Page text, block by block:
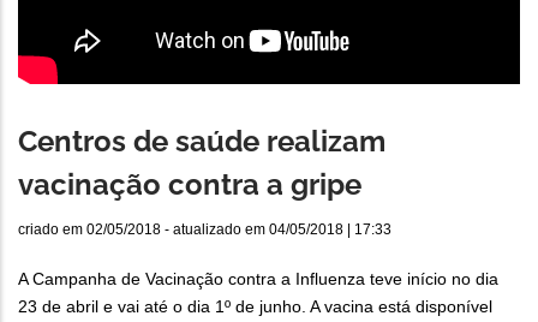
Centros de saúde realizam
vacinação contra a gripe
criado em 02/05/2018 - atualizado em 04/05/2018 | 17:33
A Campanha de Vacinação contra a Influenza teve início no dia
23 de abril e vai até o dia 1º de junho. A vacina está disponível